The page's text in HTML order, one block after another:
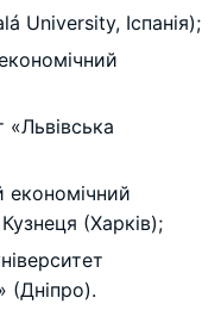
University, Іспанія);
«Львівська
економічний
(Харків);
(Дніпро).